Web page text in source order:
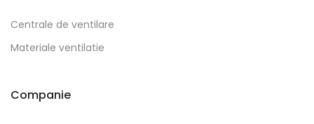
Centrale de ventilare
Materiale ventilatie
Companie